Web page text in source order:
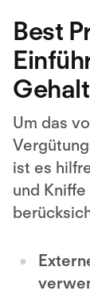
Best
Um das
ist es
und